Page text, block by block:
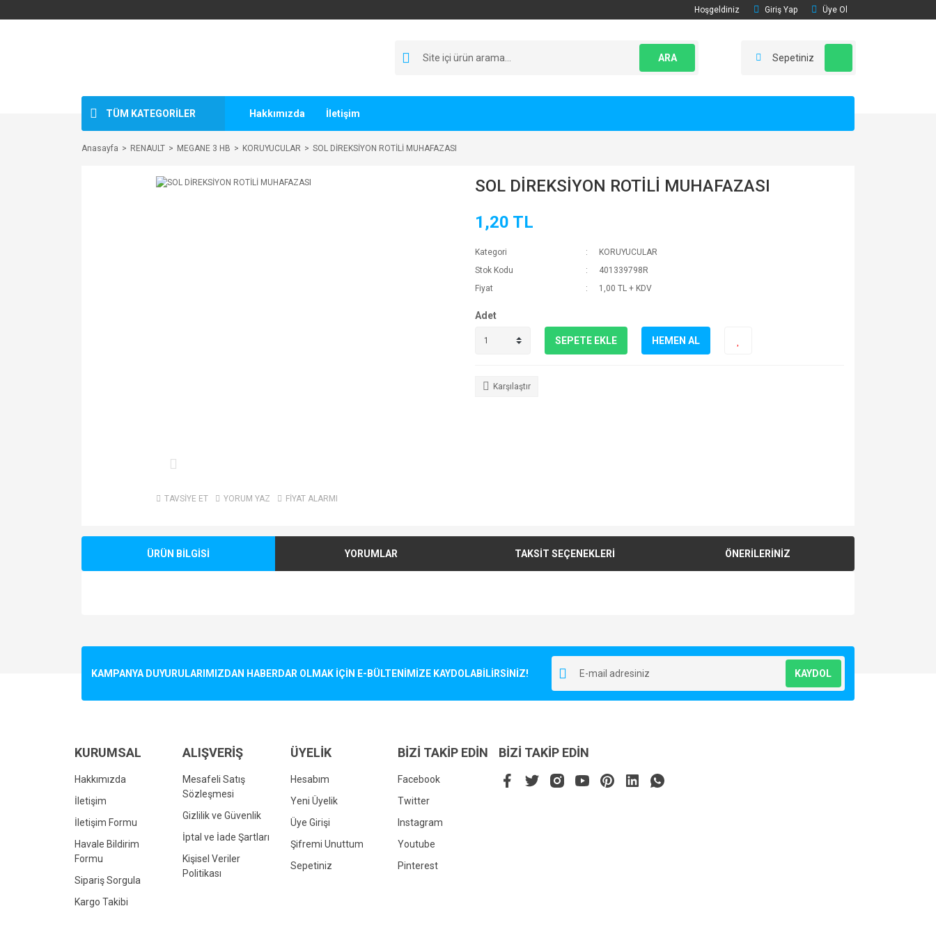
Hoşgeldiniz Giriş Yap Üye Ol
ARA Sepetiniz
TÜM KATEGORİLER Hakkımızda İletişim
Anasayfa RENAULT MEGANE 3 HB KORUYUCULAR SOL DİREKSİYON ROTİLİ MUHAFAZASI
TAVSİYE ET YORUM YAZ FİYAT ALARMI
SOL DİREKSİYON ROTİLİ MUHAFAZASI
1,20 TL
Kategori
KORUYUCULAR
Stok Kodu
401339798R
Fiyat
1,00 TL + KDV
Adet
SEPETE EKLE HEMEN AL
Karşılaştır
ÜRÜN BİLGİSİ YORUMLAR TAKSİT SEÇENEKLERİ ÖNERİLERİNİZ
Ürün resmi kalitesiz, bozuk veya görüntülenemiyor.
Bu ürüne benzer farklı alternatifler olmalı.
KAMPANYA DUYURULARIMIZDAN HABERDAR OLMAK İÇİN E-BÜLTENİMİZE KAYDOLABİLİRSİNİZ! KAYDOL
KURUMSAL
Hakkımızda
İletişim
İletişim Formu
Havale Bildirim
Formu
Sipariş Sorgula
Kargo Takibi
ALIŞVERİŞ
Mesafeli Satış
Sözleşmesi
Gizlilik ve Güvenlik
İptal ve İade Şartları
Kişisel Veriler
Politikası
ÜYELİK
Hesabım
Yeni Üyelik
Üye Girişi
Şifremi Unuttum
Sepetiniz
BİZİ TAKİP EDİN
Facebook
Twitter
Instagram
Youtube
Pinterest
BİZİ TAKİP EDİN